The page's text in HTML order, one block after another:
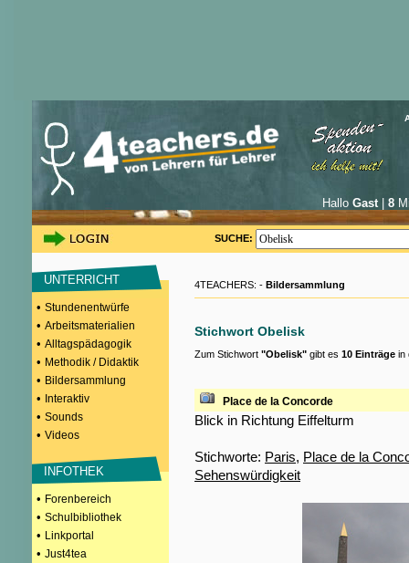
Hallo Gast| 8
SUCHE:
UNTERRICHT
• Stundenentwürfe
• Arbeitsmaterialien
• Alltagspädagogik
• Methodik / Didaktik
• Bildersammlung
• Interaktiv
• Sounds
• Videos
INFOTHEK
• Forenbereich
• Schulbibliothek
• Linkportal
• Just4tea
4TEACHERS: - Bildersammlung
Stichwort Obelisk
Zum Stichwort "Obelisk" gibt es 10 Einträge in
Place de la Concorde
Blick in Richtung Eiffelturm
Stichworte: Paris, Place de la
Sehenswürdigkeit